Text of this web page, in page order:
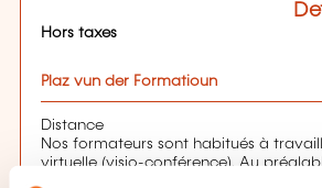
Hors taxes
Plaz vun der Formatioun
Distance
Nos formateurs sont habitués à
virtuelle (visio-conférence). Au
un audit afin de s’assurer